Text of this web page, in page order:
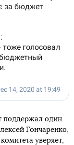
поддержал один
Гончаренко,
уверяет,